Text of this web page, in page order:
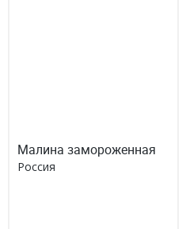
Малина замороженная
Россия